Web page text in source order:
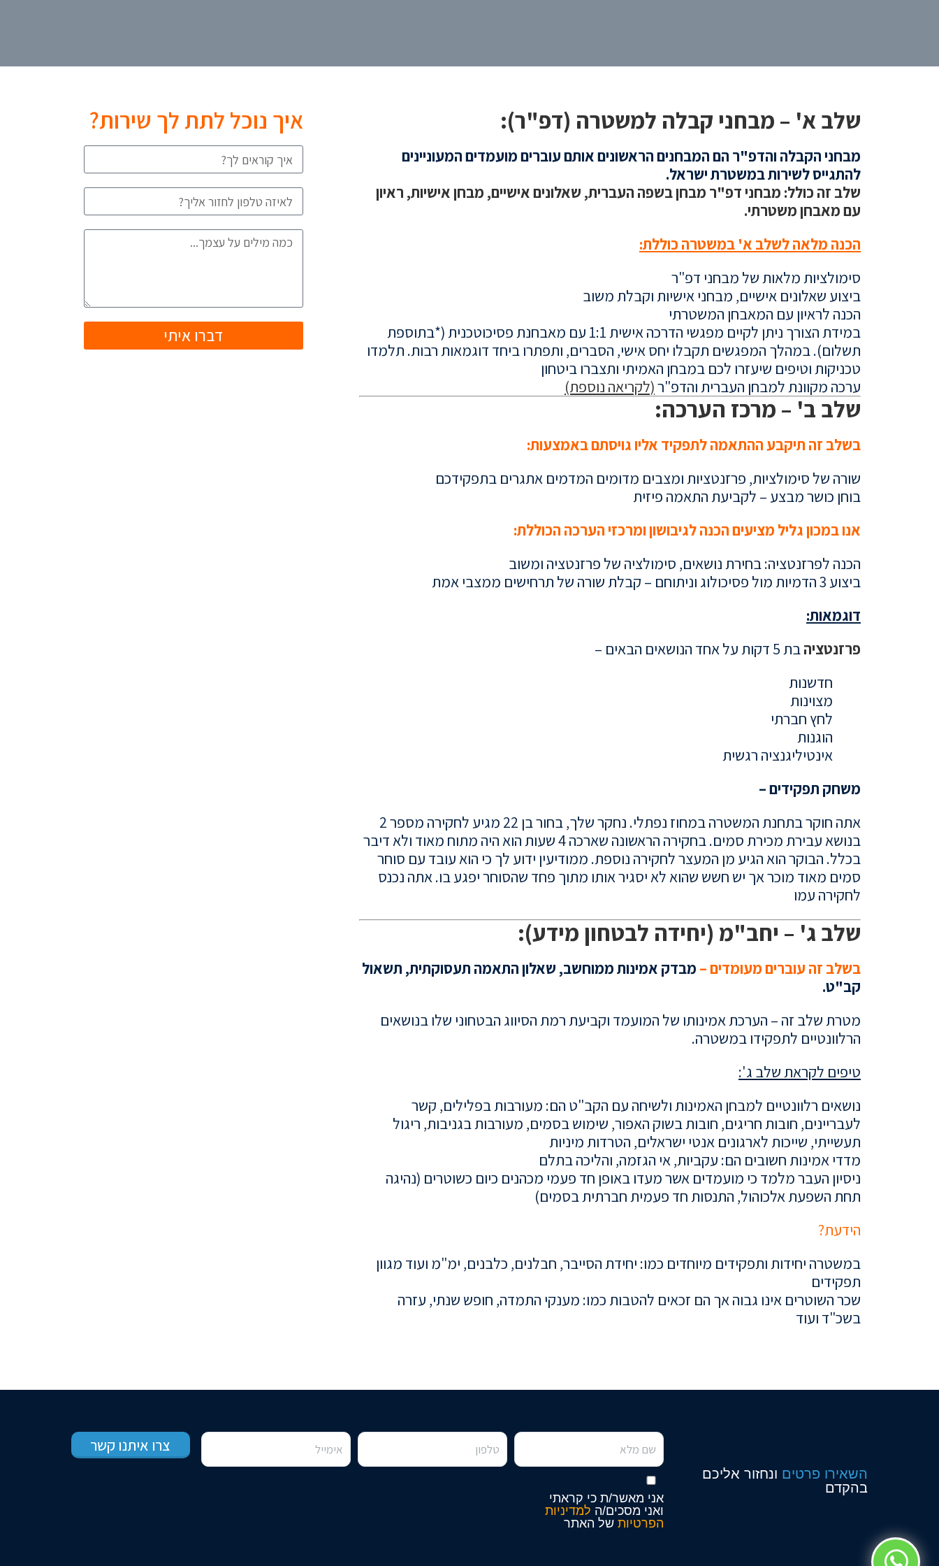
שלב א' – מבחני קבלה למשטרה (דפ"ר):
מבחני הקבלה והדפ"ר הם המבחנים הראשונים אותם עוברים מועמדים המעוניינים
להתגייס לשירות במשטרת ישראל.
שלב זה כולל: מבחני דפ"ר מבחן בשפה העברית, שאלונים אישיים, מבחן אישיות, ראיון
עם מאבחן משטרתי.
הכנה מלאה לשלב א' במשטרה כוללת:
סימולציות מלאות של מבחני דפ"ר
ביצוע שאלונים אישיים, מבחני אישיות וקבלת משוב
הכנה לראיון עם המאבחן המשטרתי
במידת הצורך ניתן לקיים מפגשי הדרכה אישית 1:1 עם מאבחנת פסיכוטכנית (*בתוספת
תשלום).במהלך המפגשים תקבלו יחס אישי, הסברים, ותפתרו ביחד דוגמאות רבות. תלמדו
טכניקות וטיפים שיעזרו לכם במבחן האמיתי ותצברו ביטחון
ערכה מקוונת למבחן העברית והדפ"ר(לקריאה נוספת)
שלב ב' – מרכז הערכה:
בשלב זה תיקבע ההתאמה לתפקיד אליו גויסתם באמצעות:
שורה של סימולציות, פרזנטציות ומצבים מדומים המדמים אתגרים בתפקידכם
בוחן כושר מבצע – לקביעת התאמה פיזית
אנו במכון גליל מציעים הכנה לגיבושון ומרכזי הערכה הכוללת:
הכנה לפרזנטציה: בחירת נושאים, סימולציה של פרזנטציה ומשוב
ביצוע 3 הדמיות מול פסיכולוג וניתוחם – קבלת שורה של תרחישים ממצבי אמת
דוגמאות:
פרזנטציהבת 5 דקות על אחד הנושאים הבאים –
חדשנות
מצוינות
לחץ חברתי
הוגנות
אינטיליגנציה רגשית
משחק תפקידים –
אתה חוקר בתחנת המשטרה במחוז נפתלי. נחקר שלך, בחור בן 22 מגיע לחקירה מספר 2
בנושא עבירת מכירת סמים.
בחקירה הראשונה שארכה 4 שעות הוא היה מתוח מאוד ולא דיבר
בכלל. הבוקר הוא הגיע מן המעצר לחקירה נוספת. ממודיעין ידוע לך כי הוא עובד עם סוחר
סמים מאוד מוכר אך יש חשש שהוא לא יסגיר אותו מתוך פחד שהסוחר יפגע בו. אתה נכנס
לחקירה עמו
שלב ג' – יחב"מ (יחידה לבטחון מידע):
בשלב זה עוברים מעומדים – מבדק אמינות ממוחשב, שאלוןהתאמה תעסוקתית, תשאול
קב"ט.
מטרת שלב זה – הערכת אמינותו של המועמד וקביעת רמת הסיווג הבטחוני שלו בנושאים
הרלוונטיים לתפקידו במשטרה.
טיפים לקראת שלב ג':
נושאים רלוונטיים למבחן האמינות ולשיחה עם הקב"ט הם: מעורבות בפלילים, קשר
לעבריינים, חובות חריגים, חובות בשוק האפור, שימוש בסמים, מעורבות בגניבות, ריגול
תעשייתי, שייכות לארגונים אנטי ישראלים, הטרדות מיניות
מדדי אמינות חשובים הם: עקביות, אי הגזמה, והליכה בתלם
ניסיון העבר מלמד כי מועמדים אשר מעדו באופן חד פעמי מכהנים כיום כשוטרים (נהיגה
תחת השפעת אלכוהול, התנסות חד פעמית חברתית בסמים)
הידעת?
במשטרה יחידות ותפקידים מיוחדים כמו: יחידת הסייבר, חבלנים, כלבנים, ימ"מ ועוד מגוון
תפקידים
שכר השוטרים אינו גבוה אך הם זכאים להטבות כמו: מענקי התמדה, חופש שנתי, עזרה
בשכ"ד ועוד
איך נוכל לתת לך שירות?
דברו איתי
השאירו פרטים ונחזור אליכם
בהקדם
אני מאשר/ת כי קראתי
ואני מסכים/ה למדיניות
הפרטיות של האתר